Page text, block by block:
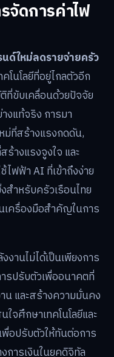
จัดการค่าไฟ
ด์ใหม่ลดรายจ่ายครัว
โนโลยีที่อยู่ไกลตัวอีก
ที่ขับเคลื่อนด้วยปัจจัย
งแท้จริง การมา
ม่ที่สร้างแรงกดดัน,
ร้างแรงจูงใจ และ
ไฟฟ้า AI ที่เข้าถึงง่าย
สำหรับครัวเรือนไทย
เครื่องมือสำคัญในการ
านไม่ได้เป็นเพียงการ
รปรับตัวเพื่ออนาคตที่
น และสร้างความมั่นคง
จศึกษาเทคโนโลยีและ
พื่อปรับตัวให้ทันต่อการ
การเงินในยุคดิจิทัล